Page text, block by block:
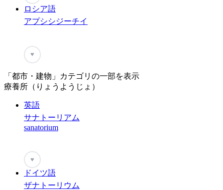
ロシア語
アプシシジーチイ
♥
「都市・建物」カテゴリの一部を表示
療養所（りょうようじょ）
英語
サナトーリアム
sanatorium
♥
ドイツ語
ザナトーリウム